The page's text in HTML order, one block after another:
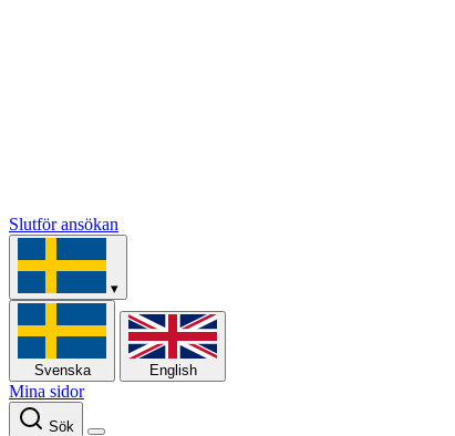
Slutför ansökan
▾
Svenska English
Mina sidor
Sök